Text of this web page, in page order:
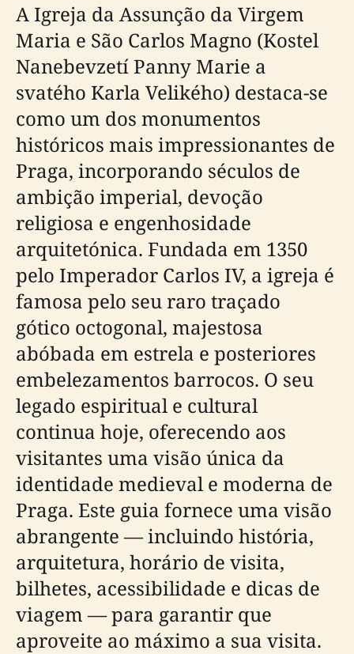
A Igreja da Assunção da Virgem
Maria e São Carlos Magno (Kostel
Nanebevzetí Panny Marie a
svatého Karla Velikého) destaca-se
como um dos monumentos
históricos mais impressionantes de
Praga, incorporando séculos de
ambição imperial, devoção
religiosa e engenhosidade
arquitetónica. Fundada em 1350
pelo Imperador Carlos IV, a igreja é
famosa pelo seu raro traçado
gótico octogonal, majestosa
abóbada em estrela e posteriores
embelezamentos barrocos. O seu
legado espiritual e cultural
continua hoje, oferecendo aos
visitantes uma visão única da
identidade medieval e moderna de
Praga. Este guia fornece uma visão
abrangente — incluindo história,
arquitetura, horário de visita,
bilhetes, acessibilidade e dicas de
viagem — para garantir que
aproveite ao máximo a sua visita.